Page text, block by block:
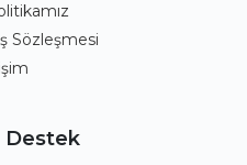
Sözleşmesi
Destek